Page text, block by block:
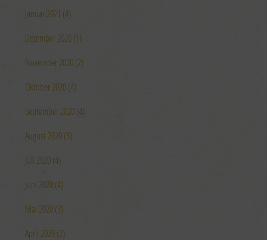
Januar 2021 (4)
Dezember 2020 (1)
November 2020 (2)
Oktober 2020 (4)
September 2020 (4)
August 2020 (3)
Juli 2020 (4)
Juni 2020 (4)
Mai 2020 (3)
April 2020 (2)